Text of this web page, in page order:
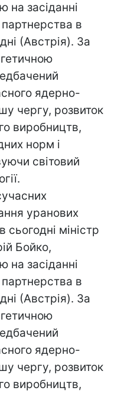
на засіданні
в
(Австрія). За
ядерно-
чергу, розвиток
виробництв,
норм і
світовий
уранових
міністр
Бойко,
на засіданні
в
(Австрія). За
ядерно-
чергу, розвиток
виробництв,